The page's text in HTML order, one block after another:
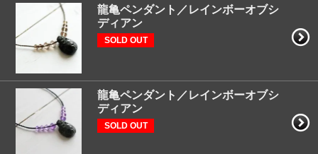
龍亀ペンダント／レインボーオブシ
ディアン
SOLD OUT
龍亀ペンダント／レインボーオブシ
ディアン
SOLD OUT